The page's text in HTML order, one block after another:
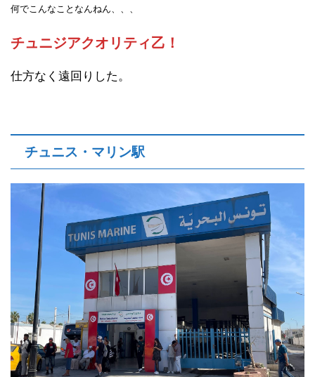
何でこんなことなんねん、、、
チュニジアクオリティ乙！
仕方なく遠回りした。
チュニス・マリン駅